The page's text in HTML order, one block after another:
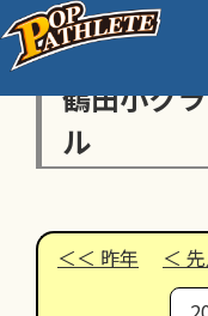
鶴田小ク
ル
昨年